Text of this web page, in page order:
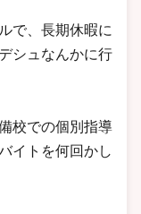
で、長期休暇に
シュなんかに行
校での個別指導
イトを何回かし